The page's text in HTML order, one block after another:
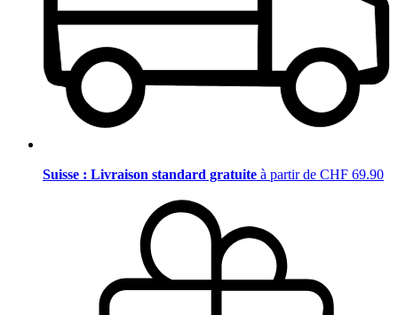
Suisse : Livraison standard gratuite à partir de CHF 69.90